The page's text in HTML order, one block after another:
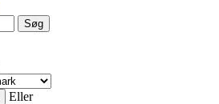
Søg
Eller